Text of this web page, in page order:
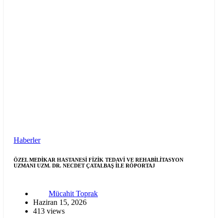
Haberler
ÖZEL MEDİKAR HASTANESİ FİZİK TEDAVİ VE REHABİLİTASYON
UZMANI UZM. DR. NECDET ÇATALBAŞ İLE RÖPORTAJ
Mücahit Toprak
Haziran 15, 2026
413 views